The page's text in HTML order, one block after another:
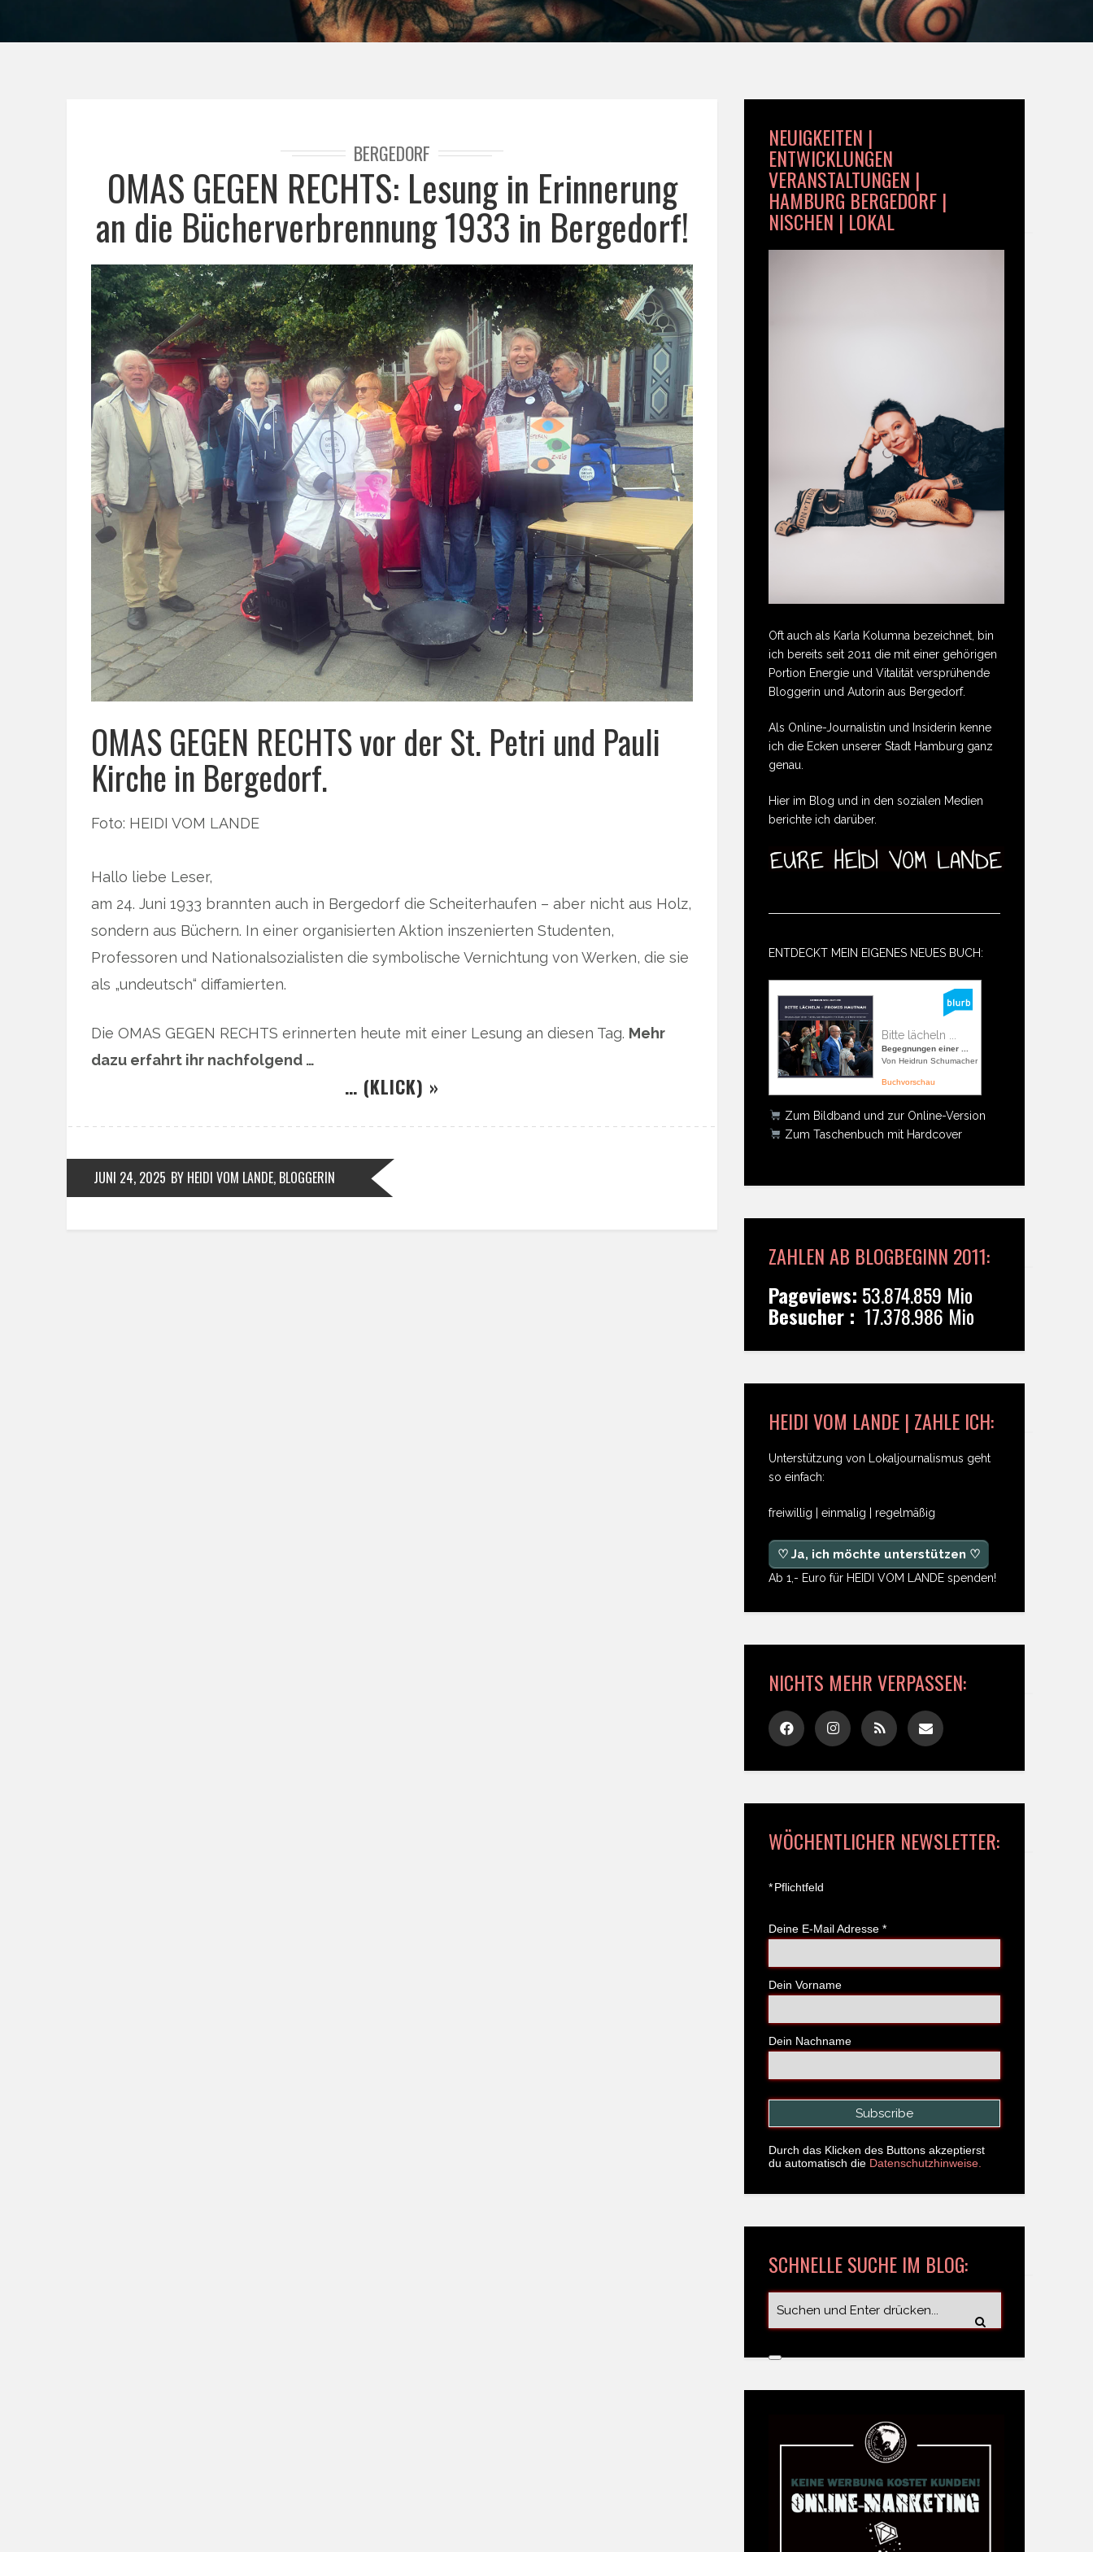
BERGEDORF
OMAS GEGEN RECHTS: Lesung in Erinnerung
an die Bücherverbrennung 1933 in Bergedorf!
OMAS GEGEN RECHTS vor der St. Petri und Pauli
Kirche in Bergedorf.
Foto: HEIDI VOM LANDE
Hallo liebe Leser,
am 24. Juni 1933 brannten auch in Bergedorf die Scheiterhaufen – aber nicht aus Holz,
sondern aus Büchern. In einer organisierten Aktion inszenierten Studenten,
Professoren und Nationalsozialisten die symbolische Vernichtung von Werken, die sie
als „undeutsch“ diffamierten.
Die OMAS GEGEN RECHTS erinnerten heute mit einer Lesung an diesen Tag. Mehr
dazu erfahrt ihr nachfolgend …
… (KLICK) »
JUNI 24, 2025 BY HEIDI VOM LANDE, BLOGGERIN
NEUIGKEITEN |
ENTWICKLUNGEN
VERANSTALTUNGEN |
HAMBURG BERGEDORF |
NISCHEN | LOKAL
Oft auch als Karla Kolumna bezeichnet, bin
ich bereits seit 2011 die mit einer gehörigen
Portion Energie und Vitalität versprühende
Bloggerin und Autorin aus Bergedorf.
Als Online-Journalistin und Insiderin kenne
ich die Ecken unserer Stadt Hamburg ganz
genau.
Hier im Blog und in den sozialen Medien
berichte ich darüber.
ENTDECKT MEIN EIGENES NEUES BUCH:
Bitte lächeln ...
Begegnungen einer ...
Von Heidrun Schumacher
Buchvorschau
Zum Bildband und zur Online-Version
Zum Taschenbuch mit Hardcover
ZAHLEN AB BLOGBEGINN 2011:
Pageviews: 53.874.859 Mio
Besucher : 17.378.986 Mio
HEIDI VOM LANDE | ZAHLE ICH:
Unterstützung von Lokaljournalismus geht
so einfach:
freiwillig | einmalig | regelmäßig
♡ Ja, ich möchte unterstützen ♡
Ab 1,- Euro für HEIDI VOM LANDE spenden!
NICHTS MEHR VERPASSEN:
WÖCHENTLICHER NEWSLETTER:
*Pflichtfeld
Deine E-Mail Adresse *
Dein Vorname
Dein Nachname
Durch das Klicken des Buttons akzeptierst
du automatisch die Datenschutzhinweise.
SCHNELLE SUCHE IM BLOG: